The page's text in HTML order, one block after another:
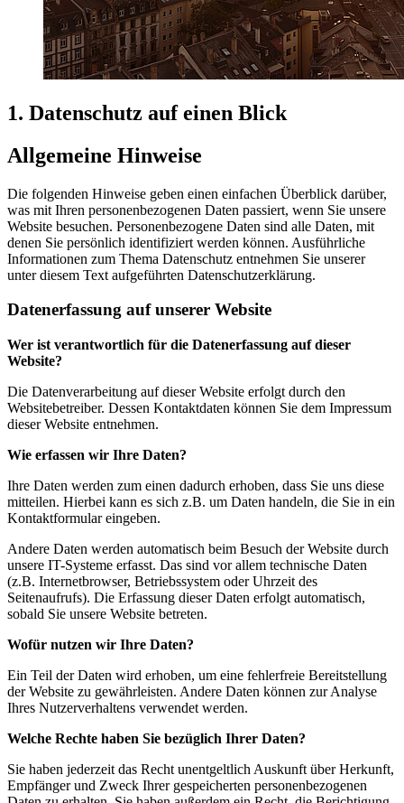
1. Datenschutz auf einen Blick
Allgemeine Hinweise
Die folgenden Hinweise geben einen einfachen Überblick darüber,
was mit Ihren personenbezogenen Daten passiert, wenn Sie unsere
Website besuchen. Personenbezogene Daten sind alle Daten, mit
denen Sie persönlich identifiziert werden können. Ausführliche
Informationen zum Thema Datenschutz entnehmen Sie unserer
unter diesem Text aufgeführten Datenschutzerklärung.
Datenerfassung auf unserer Website
Wer ist verantwortlich für die Datenerfassung auf dieser
Website?
Die Datenverarbeitung auf dieser Website erfolgt durch den
Websitebetreiber. Dessen Kontaktdaten können Sie dem Impressum
dieser Website entnehmen.
Wie erfassen wir Ihre Daten?
Ihre Daten werden zum einen dadurch erhoben, dass Sie uns diese
mitteilen. Hierbei kann es sich z.B. um Daten handeln, die Sie in ein
Kontaktformular eingeben.
Andere Daten werden automatisch beim Besuch der Website durch
unsere IT-Systeme erfasst. Das sind vor allem technische Daten
(z.B. Internetbrowser, Betriebssystem oder Uhrzeit des
Seitenaufrufs). Die Erfassung dieser Daten erfolgt automatisch,
sobald Sie unsere Website betreten.
Wofür nutzen wir Ihre Daten?
Ein Teil der Daten wird erhoben, um eine fehlerfreie Bereitstellung
der Website zu gewährleisten. Andere Daten können zur Analyse
Ihres Nutzerverhaltens verwendet werden.
Welche Rechte haben Sie bezüglich Ihrer Daten?
Sie haben jederzeit das Recht unentgeltlich Auskunft über Herkunft,
Empfänger und Zweck Ihrer gespeicherten personenbezogenen